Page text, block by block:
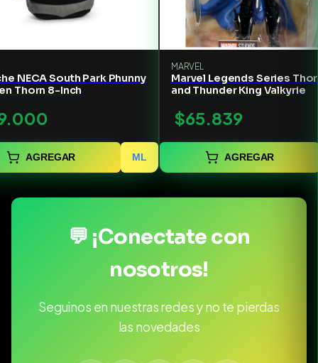
NECA South Park Phunny
Thorn 8-Inch
AGREGAR ML
MARVEL
Marvel Legends Series
and Thunder King Valkyrie
$65.839
AGREGAR
💬 ¡Conectate con
nosotros!
Seguinos en nuestras redes y no te pierdas
las novedades